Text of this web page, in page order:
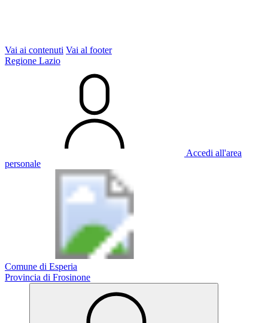
Vai ai contenuti Vai al footer
Regione Lazio
Accedi all'area
personale
Comune di Esperia
Provincia di Frosinone